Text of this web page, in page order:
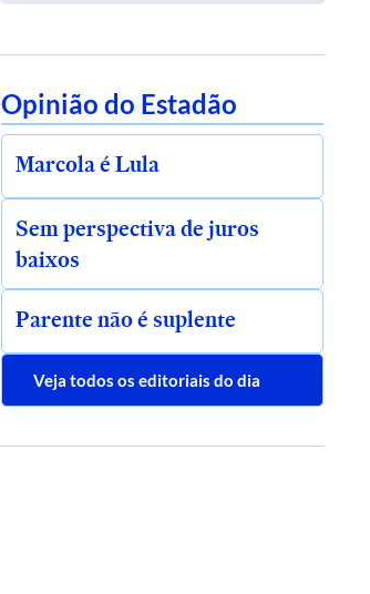
Opinião do Estadão
Marcola é Lula
Sem perspectiva de juros
baixos
Parente não é suplente
Veja todos os editoriais do dia